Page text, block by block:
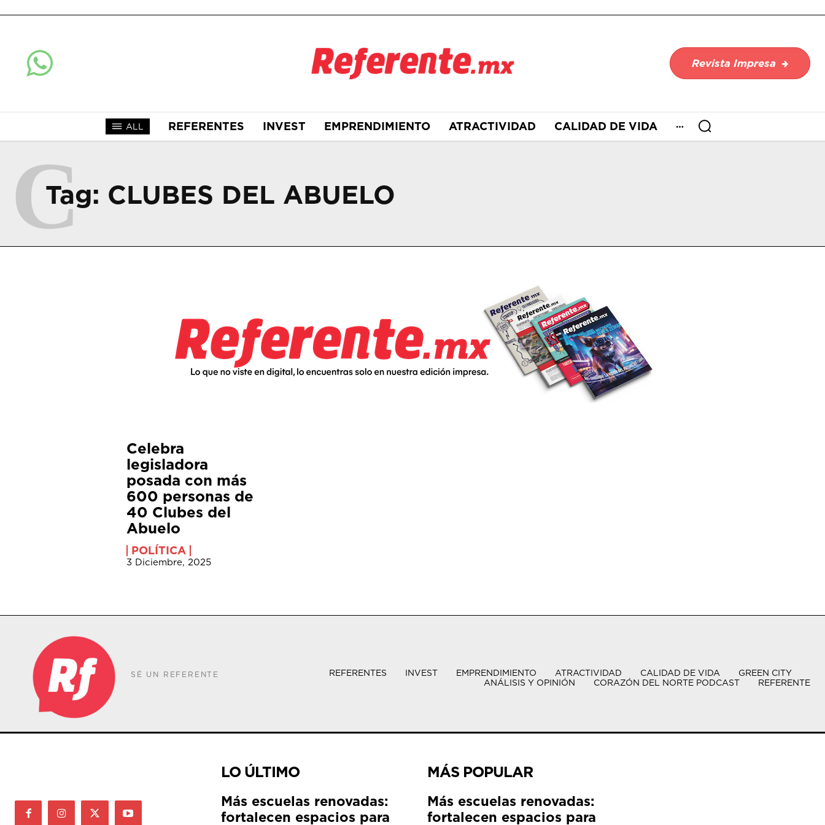
Revista Impresa
ALL REFERENTES INVEST EMPRENDIMIENTO ATRACTIVIDAD CALIDAD DE VIDA
Tag: CLUBES DEL ABUELO
C
Celebra
legisladora
posada con más
600 personas de
40 Clubes del
Abuelo
POLÍTICA
3 Diciembre, 2025
SÉ UN REFERENTE REFERENTES INVEST EMPRENDIMIENTO ATRACTIVIDAD CALIDAD DE VIDA
GREEN CITY
ANÁLISIS Y OPINIÓN
CORAZÓN DEL NORTE PODCAST REFERENTE
LO ÚLTIMO
Más escuelas renovadas:
fortalecen espacios para
MÁS POPULAR
Más escuelas renovadas:
fortalecen espacios para